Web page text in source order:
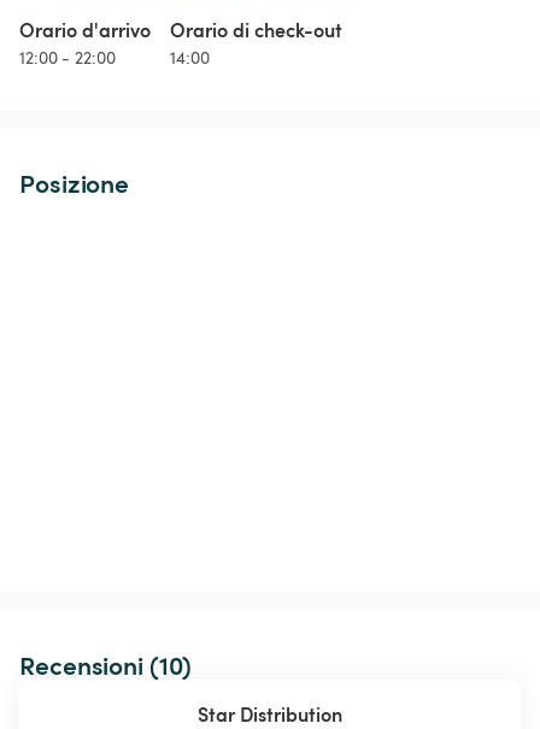
Orario d'arrivo
12:00 - 22:00
Orario di check-out
14:00
Posizione
Recensioni (10)
Star Distribution